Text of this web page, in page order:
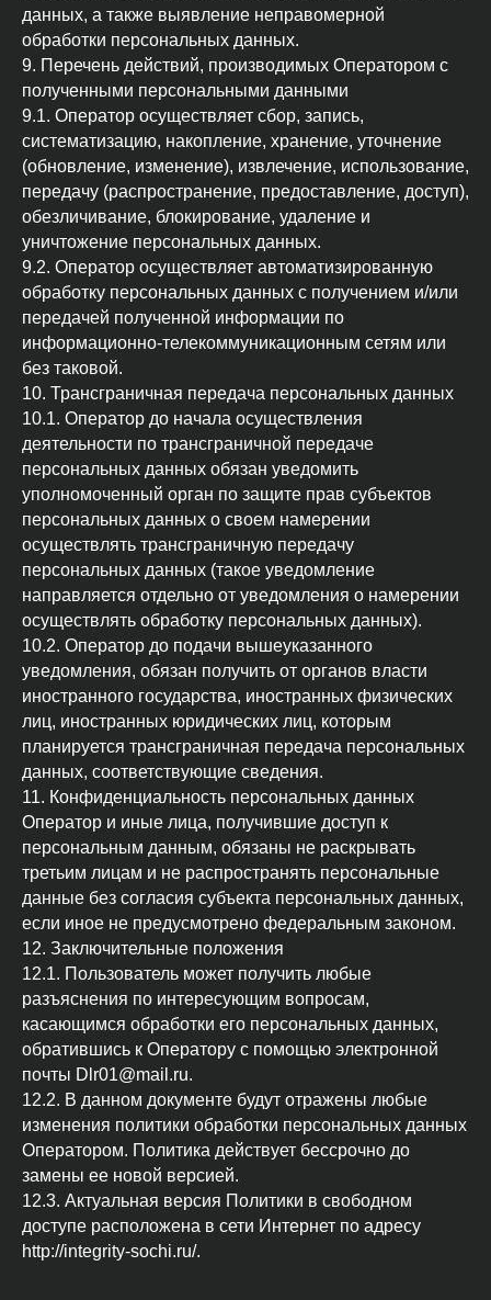
данных, а также выявление неправомерной
обработки персональных данных.
9. Перечень действий, производимых Оператором с
полученными персональными данными
9.1. Оператор осуществляет сбор, запись,
систематизацию, накопление, хранение, уточнение
(обновление, изменение), извлечение, использование,
передачу (распространение, предоставление, доступ),
обезличивание, блокирование, удаление и
уничтожение персональных данных.
9.2. Оператор осуществляет автоматизированную
обработку персональных данных с получением и/или
передачей полученной информации по
информационно-телекоммуникационным сетям или
без таковой.
10. Трансграничная передача персональных данных
10.1. Оператор до начала осуществления
деятельности по трансграничной передаче
персональных данных обязан уведомить
уполномоченный орган по защите прав субъектов
персональных данных о своем намерении
осуществлять трансграничную передачу
персональных данных (такое уведомление
направляется отдельно от уведомления о намерении
осуществлять обработку персональных данных).
10.2. Оператор до подачи вышеуказанного
уведомления, обязан получить от органов власти
иностранного государства, иностранных физических
лиц, иностранных юридических лиц, которым
планируется трансграничная передача персональных
данных, соответствующие сведения.
11. Конфиденциальность персональных данных
Оператор и иные лица, получившие доступ к
персональным данным, обязаны не раскрывать
третьим лицам и не распространять персональные
данные без согласия субъекта персональных данных,
если иное не предусмотрено федеральным законом.
12. Заключительные положения
12.1. Пользователь может получить любые
разъяснения по интересующим вопросам,
касающимся обработки его персональных данных,
обратившись к Оператору с помощью электронной
почты Dlr01@mail.ru.
12.2. В данном документе будут отражены любые
изменения политики обработки персональных данных
Оператором. Политика действует бессрочно до
замены ее новой версией.
12.3. Актуальная версия Политики в свободном
доступе расположена в сети Интернет по адресу
http://integrity-sochi.ru/.